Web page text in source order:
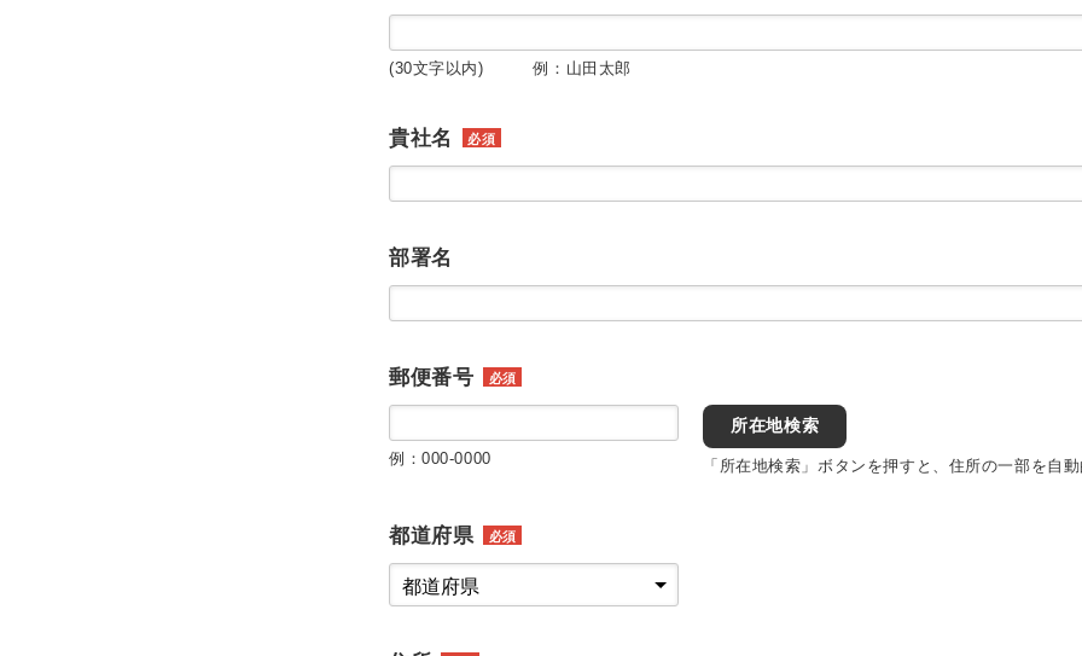
(30文字以内) 例：山田太郎
貴社名 必須
部署名
郵便番号 必須
例：000-0000
所在地検索
「所在地検索」ボタンを押すと、住所の一部を自動
都道府県 必須